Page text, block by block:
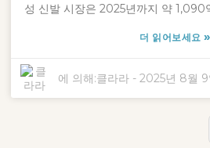
성 신발 시장은 2025년까지 약 1,090
로스립(Ningbo Crossleap Co., Ltd.)
사실을 잘 알고 있습니다. 이러한 기준
제품 수준을 높이고 점점 더 안목이 높
살펴보고 크로스립과 같은 브랜드가
는 데 도움이 되는 혁신적인 전
더 읽어보세요»
에 의해:클라라 -2025년 8월 9